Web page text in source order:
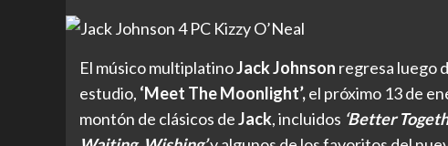
El músico multiplatinoJack Johnson regresa luego
estudio, ‘Meet The Moonlight’,el próximo 13 de
montón de clásicos deJack, incluidos ‘Better